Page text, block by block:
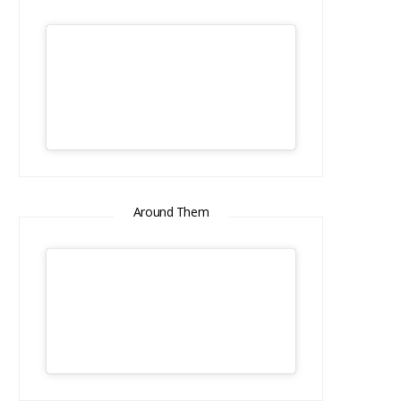
Around Them